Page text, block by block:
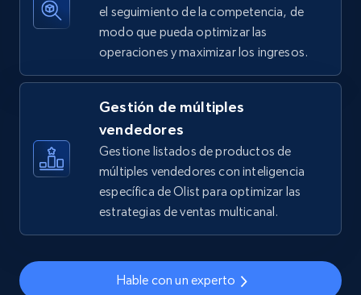
TikTok Shop - discover records by shop url
URL, Title, Available, Description, Currency, Initial
price, Final price, Discount percent, and more.
667+ Comenzar ahora
el seguimiento de la competencia, de
modo que pueda optimizar las
operaciones y maximizar los ingresos.
Gestión de múltiples
vendedores
Gestione listados de productos de
múltiples vendedores con inteligencia
específica de Olist para optimizar las
estrategias de ventas multicanal.
Hable con un experto